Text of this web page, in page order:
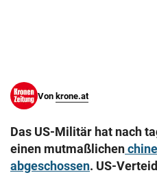
Von krone.at
Das US-Militär hat nach
einen mutmaßlichen
abgeschossen. US-